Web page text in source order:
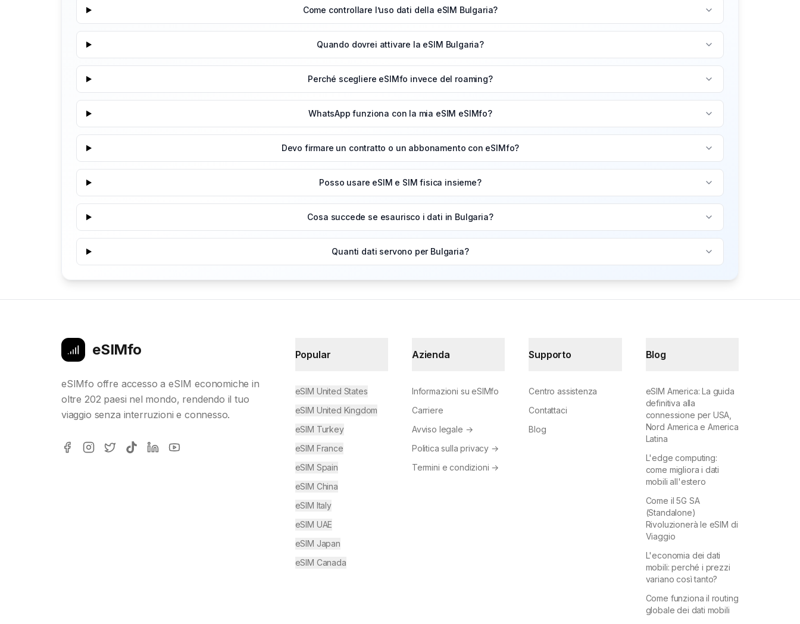
Come controllare l’uso dati della eSIM Bulgaria?
Quando dovrei attivare la eSIM Bulgaria?
Perché scegliere eSIMfo invece del roaming?
WhatsApp funziona con la mia eSIM eSIMfo?
Devo firmare un contratto o un abbonamento con eSIMfo?
Posso usare eSIM e SIM fisica insieme?
Cosa succede se esaurisco i dati in Bulgaria?
Quanti dati servono per Bulgaria?
eSIMfo
eSIMfo offre accesso a eSIM economiche in
oltre 202 paesi nel mondo, rendendo il tuo
viaggio senza interruzioni e connesso.
Popular
eSIM United States
eSIM United Kingdom
eSIM Turkey
eSIM France
eSIM Spain
eSIM China
eSIM Italy
eSIM UAE
eSIM Japan
eSIM Canada
Azienda
Informazioni su eSIMfo
Carriere
Avviso legale →
Politica sulla privacy →
Termini e condizioni →
Supporto
Centro assistenza
Contattaci
Blog
Blog
eSIM America: La guida
definitiva alla
connessione per USA,
Nord America e America
Latina
L'edge computing:
come migliora i dati
mobili all'estero
Come il 5G SA
(Standalone)
Rivoluzionerà le eSIM di
Viaggio
L'economia dei dati
mobili: perché i prezzi
variano così tanto?
Come funziona il routing
globale dei dati mobili